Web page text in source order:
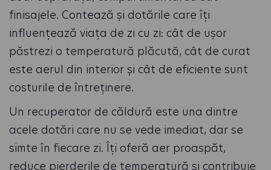
finisajele. Contează și dotările care îți
influențează viața de zi cu zi: cât de ușor
păstrezi o temperatură plăcută, cât de curat
este aerul din interior și cât de eficiente sunt
costurile de întreținere.
Un recuperator de căldură este una dintre
acele dotări care nu se vede imediat, dar se
simte în fiecare zi. Îți oferă aer proaspăt,
reduce pierderile de temperatură și contribuie